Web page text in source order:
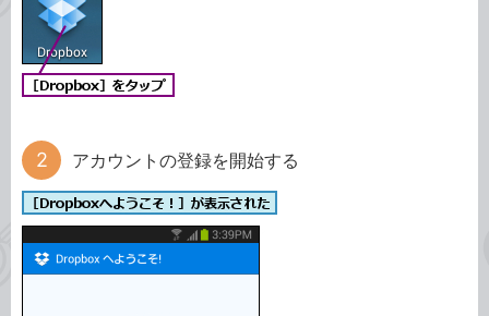
アカウントの登録を開始する